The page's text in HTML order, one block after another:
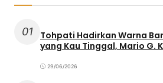
01
Tohpati Hadirkan Warna
yang Kau Tinggal, Mario G.
29/06/2026